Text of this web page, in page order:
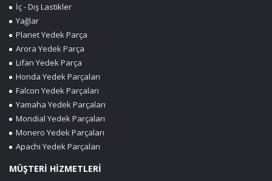
İç - Dış Lastikler
Yağlar
Planet Yedek Parça
Arora Yedek Parça
Lifan Yedek Parça
Honda Yedek Parçaları
Falcon Yedek Parçaları
Yamaha Yedek Parçaları
Mondial Yedek Parçaları
Monero Yedek Parçaları
Apachi Yedek Parçaları
MÜŞTERİ HİZMETLERİ